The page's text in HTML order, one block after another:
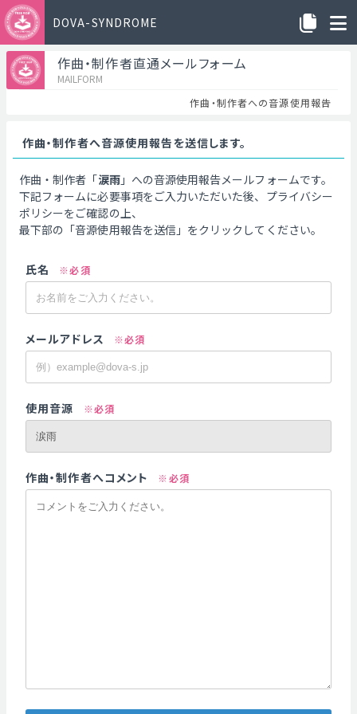
DOVA-SYNDROME
作曲・制作者直通メールフォーム
MAILFORM
作曲・制作者への音源使用報告
作曲・制作者へ音源使用報告を送信します。
作曲・制作者「涙雨」への音源使用報告メールフォームです。
下記フォームに必要事項をご入力いただいた後、プライバシー
ポリシーをご確認の上、
最下部の「音源使用報告を送信」をクリックしてください。
氏名 ※必須
メールアドレス ※必須
使用音源 ※必須
作曲・制作者へコメント ※必須